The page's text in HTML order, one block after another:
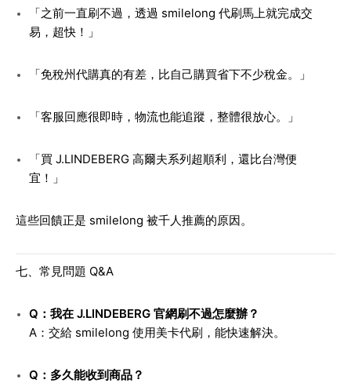
「之前一直刷不過，透過 smilelong 代刷馬上就完成交
易，超快！」
「免稅州代購真的有差，比自己購買省下不少稅金。」
「客服回應很即時，物流也能追蹤，整體很放心。」
「買 J.LINDEBERG 高爾夫系列超順利，還比台灣便
宜！」
這些回饋正是 smilelong 被千人推薦的原因。
七、常見問題 Q&A
Q：我在 J.LINDEBERG 官網刷不過怎麼辦？
A：交給 smilelong 使用美卡代刷，能快速解決。
Q：多久能收到商品？